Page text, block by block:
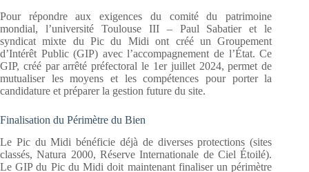
Pour répondre aux exigences du comité du patrimoine
mondial, l’université Toulouse III – Paul Sabatier et le
syndicat mixte du Pic du Midi ont créé un Groupement
d’Intérêt Public (GIP) avec l’accompagnement de l’État. Ce
GIP, créé par arrêté préfectoral le 1er juillet 2024, permet de
mutualiser les moyens et les compétences pour porter la
candidature et préparer la gestion future du site.
Finalisation du Périmètre du Bien
Le Pic du Midi bénéficie déjà de diverses protections (sites
classés, Natura 2000, Réserve Internationale de Ciel Étoilé).
Le GIP du Pic du Midi doit maintenant finaliser un périmètre